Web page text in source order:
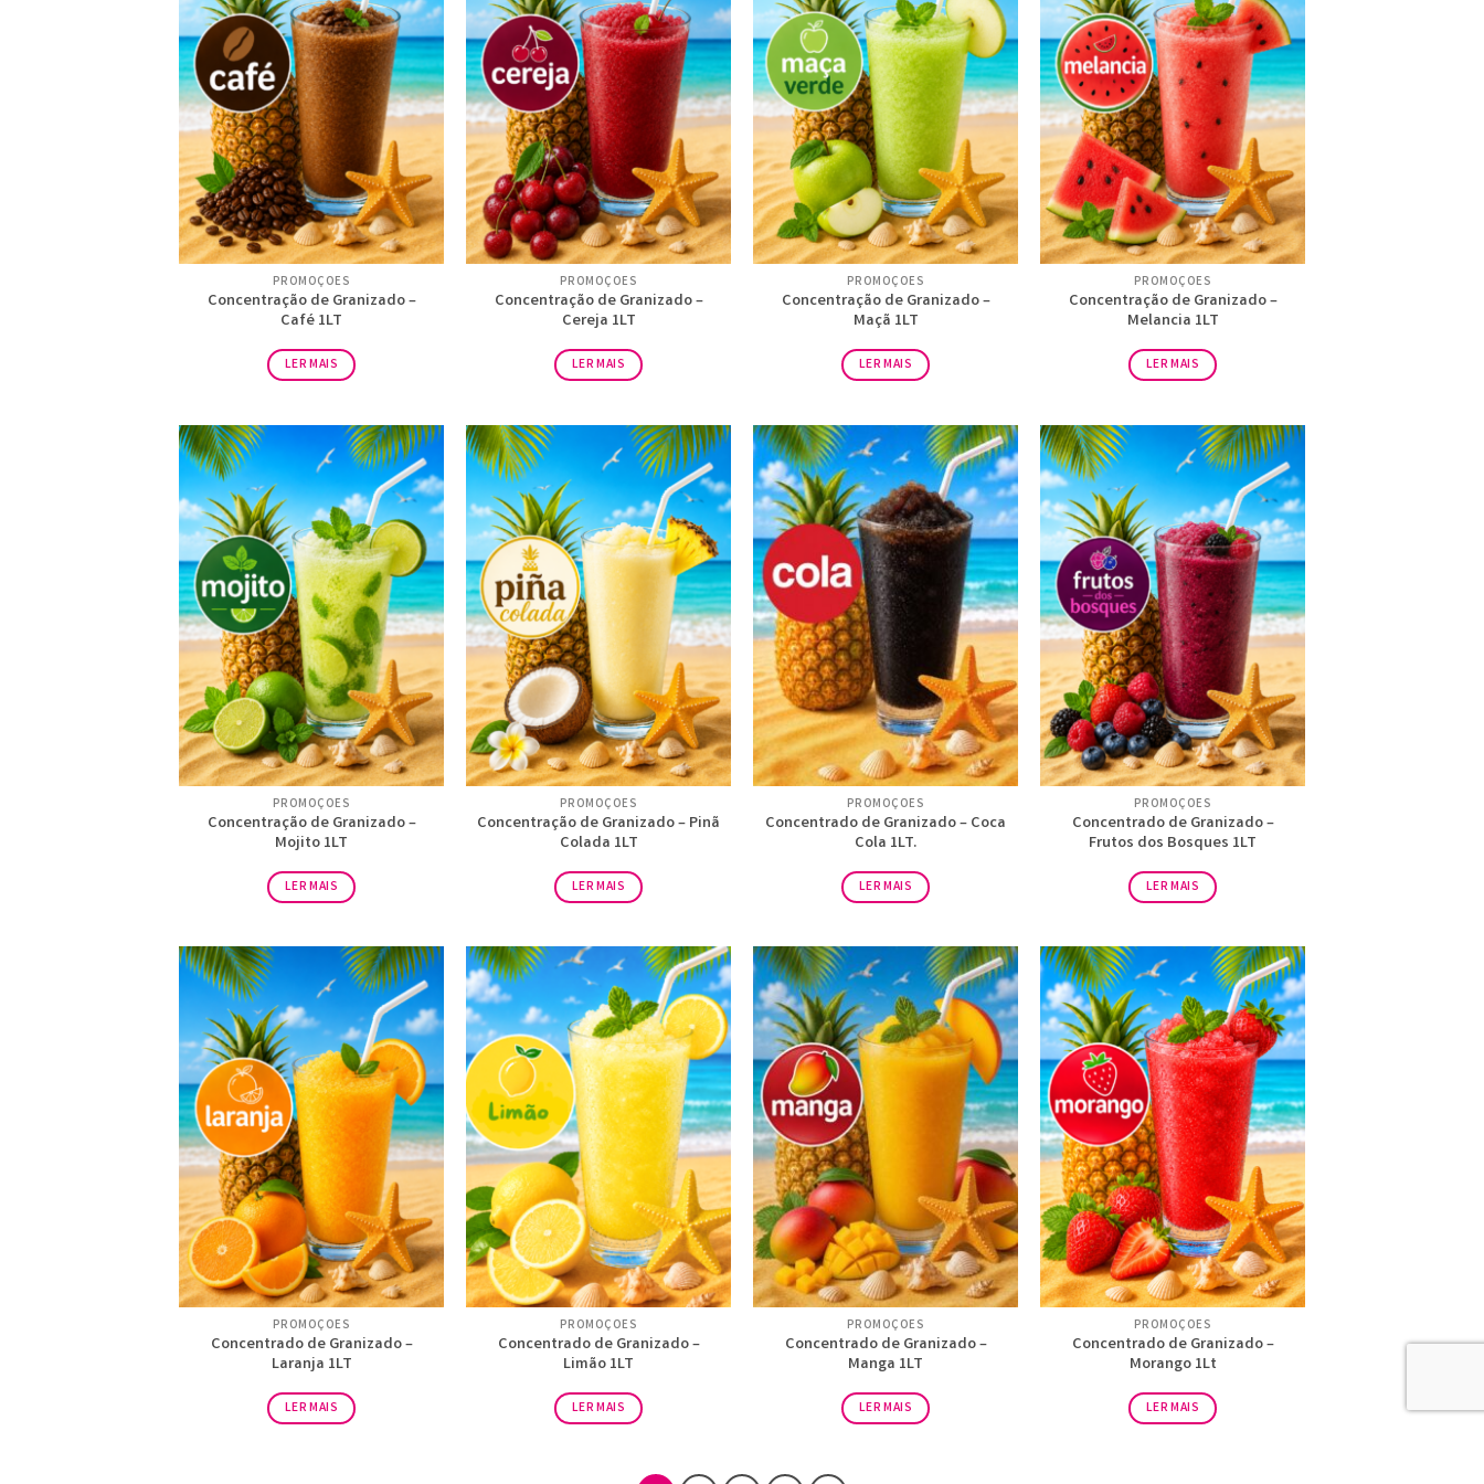
PROMOÇÕES
Concentração de Granizado –
Café 1LT
LER MAIS
PROMOÇÕES
Concentração de Granizado –
Cereja 1LT
LER MAIS
PROMOÇÕES
Concentração de Granizado –
Maçã 1LT
LER MAIS
PROMOÇÕES
Concentração de Granizado –
Melancia 1LT
LER MAIS
PROMOÇÕES
Concentração de Granizado –
Mojito 1LT
LER MAIS
PROMOÇÕES
Concentração de Granizado – Pinã
Colada 1LT
LER MAIS
PROMOÇÕES
Concentrado de Granizado – Coca
Cola 1LT.
LER MAIS
PROMOÇÕES
Concentrado de Granizado –
Frutos dos Bosques 1LT
LER MAIS
PROMOÇÕES
Concentrado de Granizado –
Laranja 1LT
LER MAIS
PROMOÇÕES
Concentrado de Granizado –
Limão 1LT
LER MAIS
PROMOÇÕES
Concentrado de Granizado –
Manga 1LT
LER MAIS
PROMOÇÕES
Concentrado de Granizado –
Morango 1Lt
LER MAIS